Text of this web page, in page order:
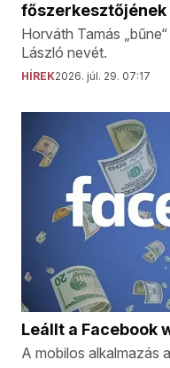
Horváth Tamás
László nevét.
HÍREK2026. júl. 29. 07:17
Leállt a Facebook
A mobilos alkalmazás